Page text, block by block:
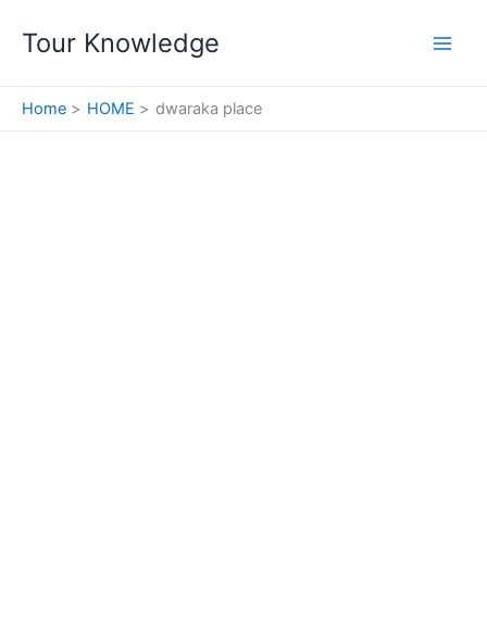
Tour Knowledge
Home HOME dwaraka place